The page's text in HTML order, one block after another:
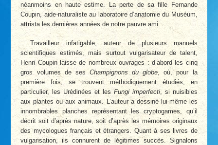
néanmoins en haute estime. La perte de sa fille Fernande
Coupin, aide-naturaliste au laboratoire d’anatomie du Muséum,
attrista les dernières années de notre pauvre ami.
Travailleur infatigable, auteur de plusieurs manuels
scientifiques estimés, mais surtout vulgarisateur de talent,
Henri Coupin laisse de nombreux ouvrages : d’abord les cinq
gros volumes de ses Champignons du globe, où, pour la
première fois, se trouvent méthodiquement étudiés, en
particulier, les Urédinées et lesFungi imperfecti, si nuisibles
aux plantes ou aux animaux. L’auteur a dessiné lui-même les
innombrables planches représentant les cryptogames, qu’il
décrit soit d’après nature, soit d’après les mémoires originaux
des mycologues français et étrangers. Quant à ses livres de
vulgarisation, ils connurent de légitimes succès. Signalons